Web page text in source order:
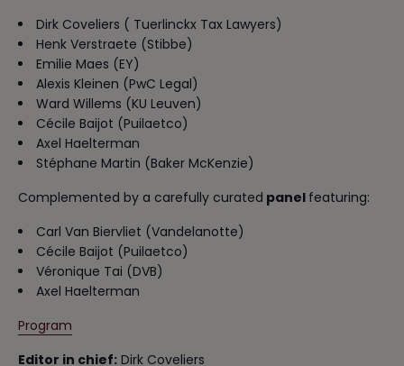
Dirk Coveliers ( Tuerlinckx Tax Lawyers)
Henk Verstraete (Stibbe)
Emilie Maes (EY)
Alexis Kleinen (PwC Legal)
Ward Willems (KU Leuven)
Cécile Baijot (Puilaetco)
Axel Haelterman
Stéphane Martin (Baker McKenzie)
Complemented by a carefully curated panel featuring:
Carl Van Biervliet (Vandelanotte)
Cécile Baijot (Puilaetco)
Véronique Tai (DVB)
Axel Haelterman
Program
Editor in chief: Dirk Coveliers